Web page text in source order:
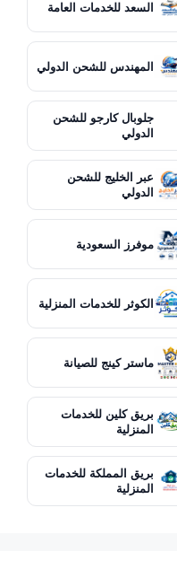
السعد للخدمات العامة
المهندس للشحن الدولي
جلوبال كارجو للشحن
الدولي
عبر الخليج للشحن
الدولي
موفرز السعودية
الكوثر للخدمات المنزلية
ماستر كينج للصيانة
بريق كلين للخدمات
المنزلية
بريق المملكة للخدمات
المنزلية